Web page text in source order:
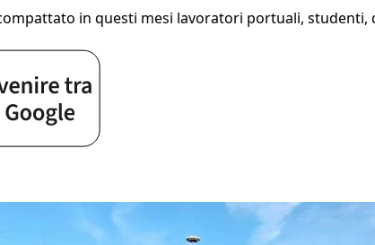
in questi mesi lavoratori portuali,